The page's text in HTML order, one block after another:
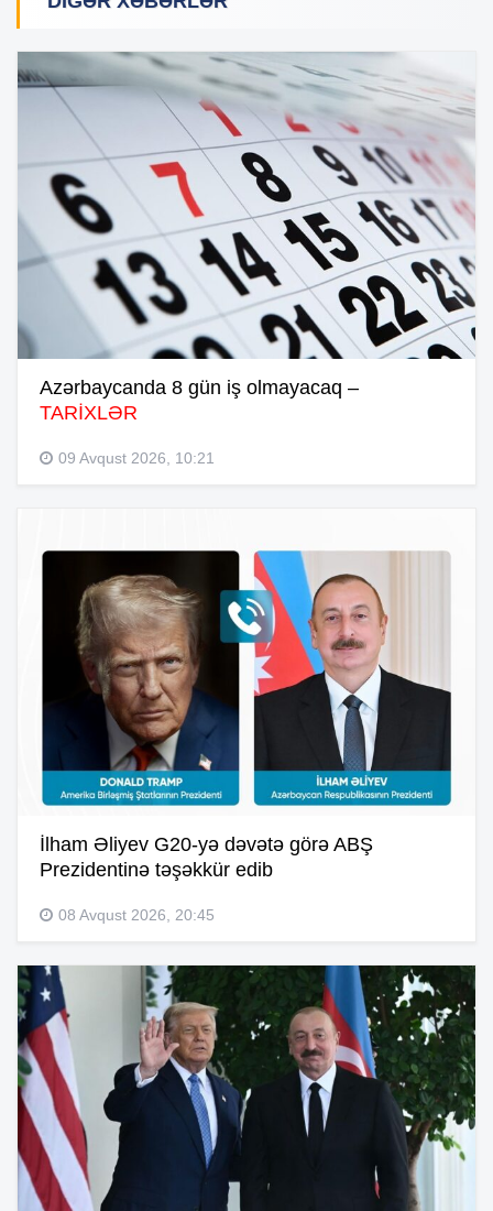
Azərbaycanda 8 gün iş olmayacaq –
TARİXLƏR
09 Avqust 2026, 10:21
İlham Əliyev G20-yə dəvətə görə ABŞ
Prezidentinə təşəkkür edib
08 Avqust 2026, 20:45